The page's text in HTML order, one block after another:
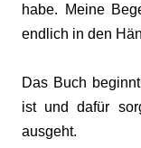
habe. Meine
endlich in den
Das Buch
ist und dafür
ausgeht.